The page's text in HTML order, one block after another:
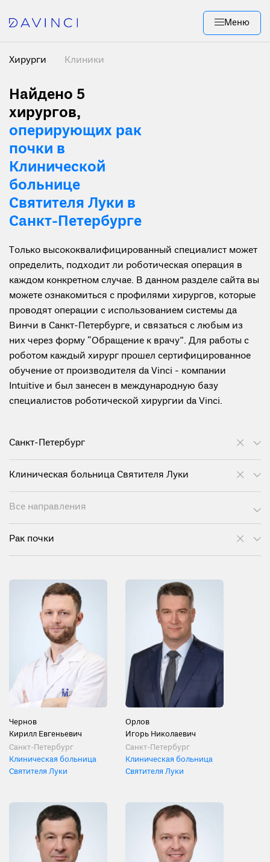
Меню
Хирурги Клиники
Найдено 5
хирургов,
оперирующих рак
почки в
Клинической
больнице
Святителя Луки в
Санкт-Петербурге
Только высококвалифицированный специалист может
определить, подходит ли роботическая операция в
каждом конкретном случае. В данном разделе сайта вы
можете ознакомиться с профилями хирургов, которые
проводят операции с использованием системы да
Винчи в Санкт-Петербурге, и связаться с любым из
них через форму “Обращение к врачу”. Для работы с
роботом каждый хирург прошел сертифицированное
обучение от производителя da Vinci - компании
Intuitive и был занесен в международную базу
специалистов роботической хирургии da Vinci.
Санкт-Петербург
Клиническая больница Святителя Луки
Все направления
Рак почки
Чернов
Кирилл Евгеньевич
Санкт-Петербург
Клиническая больница
Святителя Луки
Орлов
Игорь Николаевич
Санкт-Петербург
Клиническая больница
Святителя Луки